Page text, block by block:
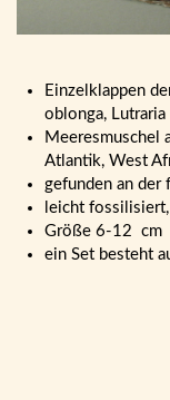
Einzelklappen
oblonga, Lutraria
Meeresmuschel
Atlantik, West
gefunden an der
leicht
Größe 6-12 cm
ein Set besteht